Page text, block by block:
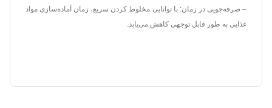
– صرفه‌جویی در زمان: با توانایی مخلوط کردن سریع، زمان آماده‌سازی مواد
غذایی به طور قابل توجهی کاهش می‌یابد.